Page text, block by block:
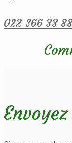
022 366 33 88